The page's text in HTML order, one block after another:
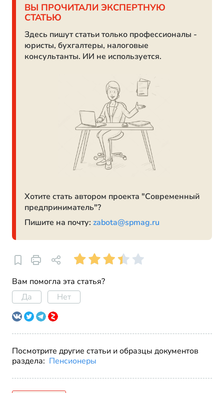
ВЫ ПРОЧИТАЛИ ЭКСПЕРТНУЮ
СТАТЬЮ
Здесь пишут статьи только профессионалы -
юристы, бухгалтеры, налоговые
консультанты. ИИ не используется.
Хотите стать автором проекта "Современный
предприниматель"?
Пишите на почту: zabota@spmag.ru
Вам помогла эта статья?
Да
Нет
Посмотрите другие статьи и образцы документов
раздела: Пенсионеры